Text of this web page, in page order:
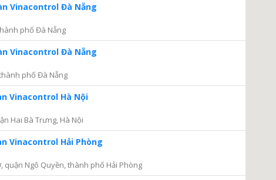
Vinacontrol Đà Nẵng
phố Đà Nẵng
Vinacontrol Đà Nẵng
phố Đà Nẵng
Vinacontrol Hà Nội
Hai Bà Trưng, Hà Nội
Vinacontrol Hải Phòng
quận Ngô Quyền, thành phố Hải Phòng